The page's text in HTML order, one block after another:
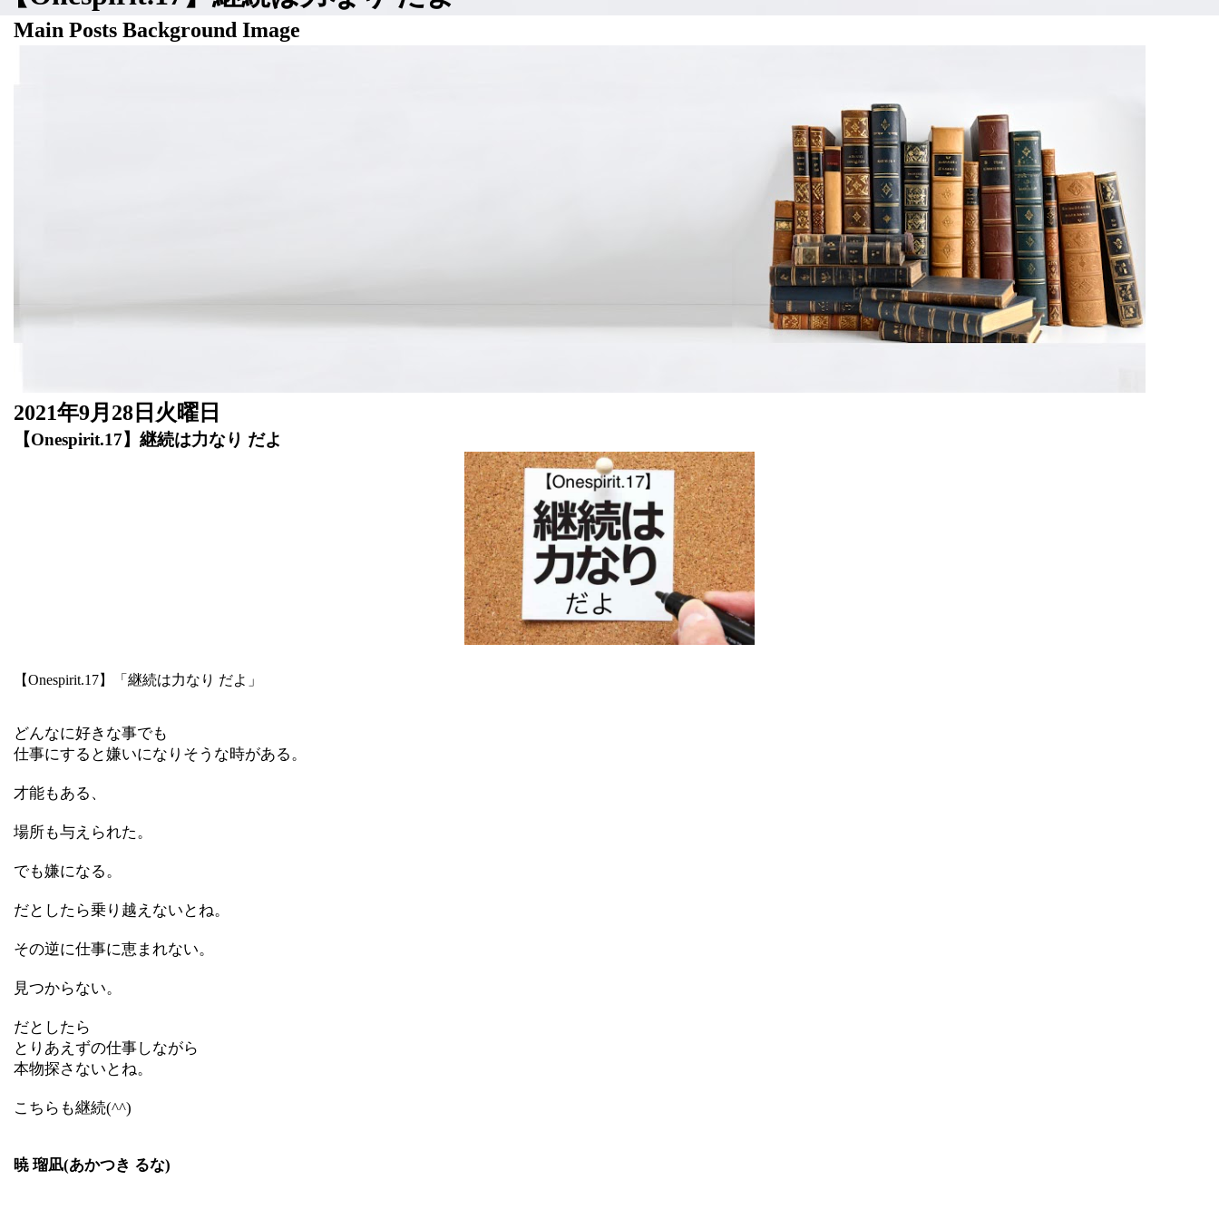
Main Posts Background Image
2021年9月28日火曜日
【Onespirit.17】継続は力なり だよ
【Onespirit.17】 「継続は力なり だよ」
どんなに好きな事でも
仕事にすると嫌いになりそうな時がある。
才能もある、
場所も与えられた。
でも嫌になる。
だとしたら乗り越えないとね。
その逆に仕事に恵まれない。
見つからない。
だとしたら
とりあえずの仕事しながら
本物探さないとね。
こちらも継続(^^)
暁 瑠凪(あかつき るな)